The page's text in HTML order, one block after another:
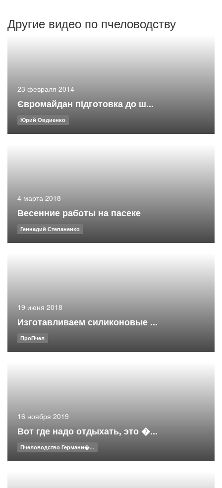
Другие видео по пчеловодству
23 февраля 2014
Євромайдан підготовка до ш...
Юрий Овдиенко
4 марта 2018
Весенние работы на пасеке
Геннадий Степаненко
19 июня 2018
Изготавливаем силиконовые ...
ПроПчел
16 ноября 2019
Вот где надо отдыхать, это �...
Пчеловодство Германи�...